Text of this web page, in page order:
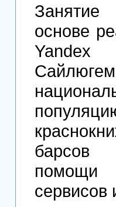
основе
барсов
сервисов